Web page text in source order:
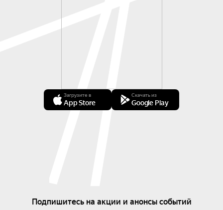
Загрузите в
App Store
Скачать из
Google Play
Подпишитесь на акции и анонсы событий